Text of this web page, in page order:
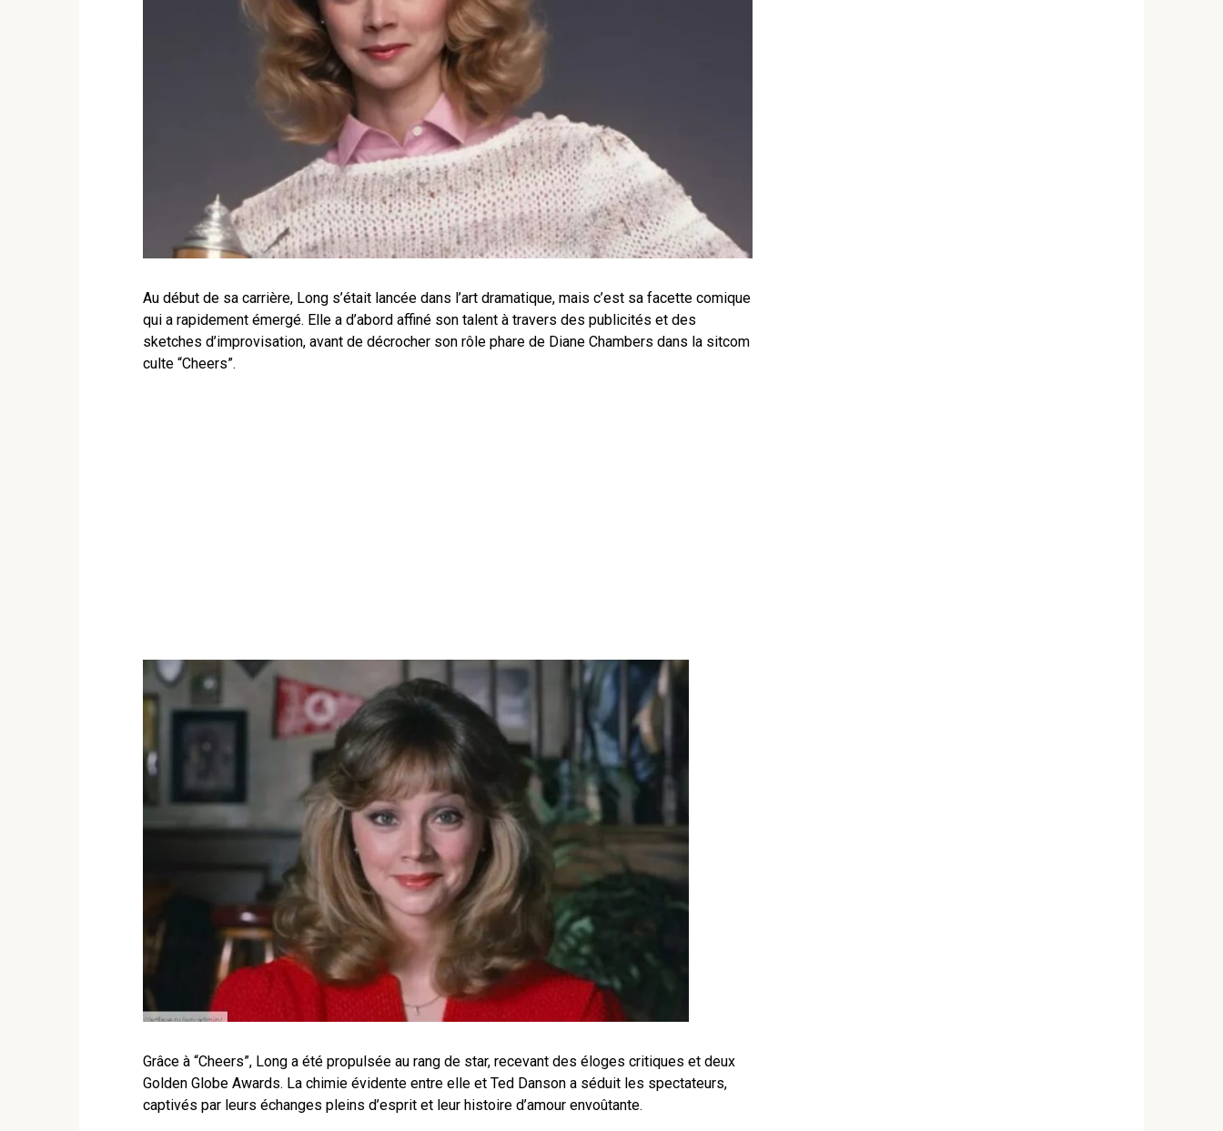
Au début de sa carrière, Long s’était lancée dans l’art dramatique, mais c’est sa facette comique
qui a rapidement émergé. Elle a d’abord affiné son talent à travers des publicités et des
sketches d’improvisation, avant de décrocher son rôle phare de Diane Chambers dans la sitcom
culte “Cheers”.
Grâce à “Cheers”, Long a été propulsée au rang de star, recevant des éloges critiques et deux
Golden Globe Awards. La chimie évidente entre elle et Ted Danson a séduit les spectateurs,
captivés par leurs échanges pleins d’esprit et leur histoire d’amour envoûtante.